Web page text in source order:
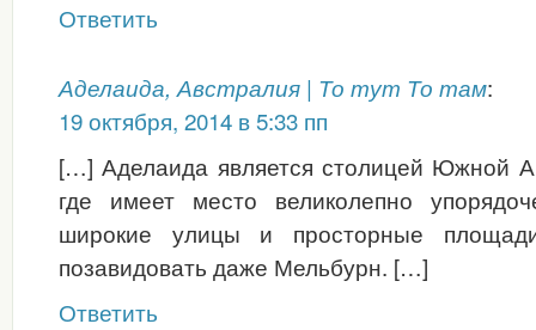
Ответить
Аделаида, Австралия | То тут То там:
19 октября, 2014 в 5:33 пп
[…] Аделаида является столицей Южной
где имеет место великолепно
широкие улицы и просторные
позавидовать даже Мельбурн. […]
Ответить